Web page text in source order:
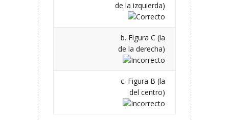
de la izquierda)
b. Figura C (la
de la derecha)
c. Figura B (la
del centro)